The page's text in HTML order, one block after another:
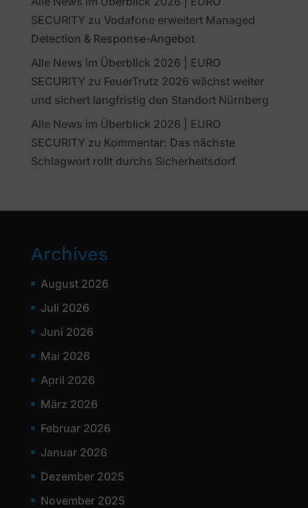
SECURITY zu Vodafone erweitert Managed
Detection & Response-Angebot
Alle News im Überblick 2026 | EURO
SECURITY zu FeuerTrutz 2026 wächst weiter
und sichert langfristig den Standort Nürnberg
Alle News im Überblick 2026 | EURO
SECURITY zu Kommentar: Das nächste
Schlagwort rollt durchs Sicherheitsdorf
Archives
August 2026
Juli 2026
Juni 2026
Mai 2026
April 2026
März 2026
Februar 2026
Januar 2026
Dezember 2025
November 2025